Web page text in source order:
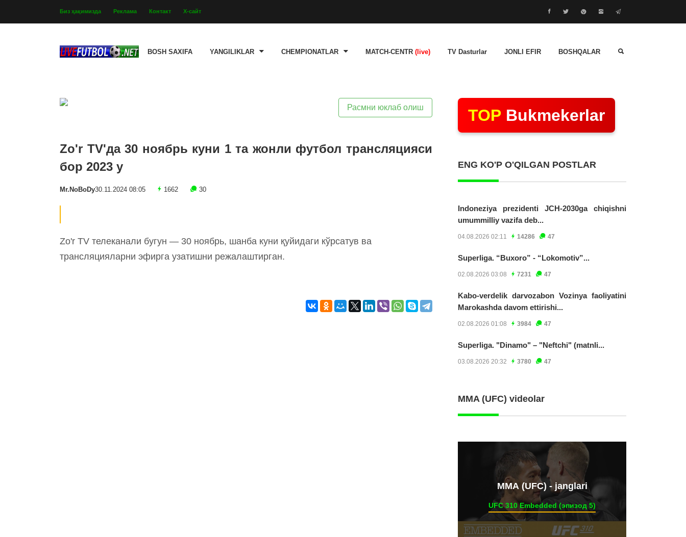
Биз ҳақимизда Реклама Контакт Х-сайт
BOSH SAXIFA YANGILIKLAR CHEMPIONATLAR MATCH-CENTR (live) TV Dasturlar JONLI EFIR BOSHQALAR
Расмни юклаб олиш
Zo'r TV'да 30 ноябрь куни 1 та жонли футбол трансляцияси
бор 2023 y
Mr.NoBoDy30.11.2024 08:05 1662 30
Zo'r TV телеканали бугун — 30 ноябрь, шанба куни қуйидаги кўрсатув ва
трансляцияларни эфирга узатишни режалаштирган.
TOP Bukmekerlar
ENG KO'P O'QILGAN POSTLAR
Indoneziya prezidenti JCH-2030ga chiqishni
umummilliy vazifa deb...
04.08.2026 02:11 14286 47
Superliga. “Buxoro” - “Lokomotiv”...
02.08.2026 03:08 7231 47
Kabo-verdelik darvozabon Vozinya faoliyatini
Marokashda davom ettirishi...
02.08.2026 01:08 3984 47
Superliga. "Dinamo" – "Neftchi" (matnli...
03.08.2026 20:32 3780 47
MMA (UFC) videolar
ММА (UFC) - janglari
UFC 310 Embedded (эпизод 5)